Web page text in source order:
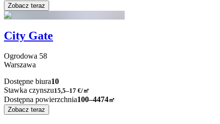
Zobacz teraz
City Gate
Ogrodowa 58
Warszawa
Dostępne biura10
Stawka czynszu15,5–17 €/㎡
Dostępna powierzchnia100–4474㎡
Zobacz teraz